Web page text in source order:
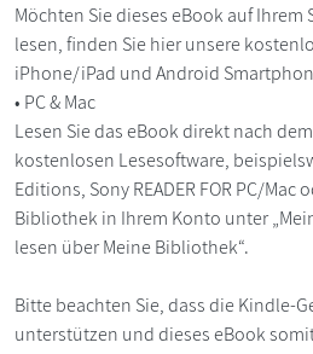
Möchten Sie dieses eBook auf
lesen, finden Sie hier unsere
iPhone/iPad und Android
• PC & Mac
Lesen Sie das eBook direkt nach
kostenlosen Lesesoftware,
Editions, Sony READER FOR PC/
Bibliothek in Ihrem Konto unter
lesen über Meine Bibliothek“.
Bitte beachten Sie, dass die Kindle-
unterstützen und dieses eBook